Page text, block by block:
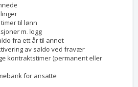
til lønn
m. logg
fra ett år til annet
av saldo ved fravær
kontraktstimer (permanent eller
for ansatte